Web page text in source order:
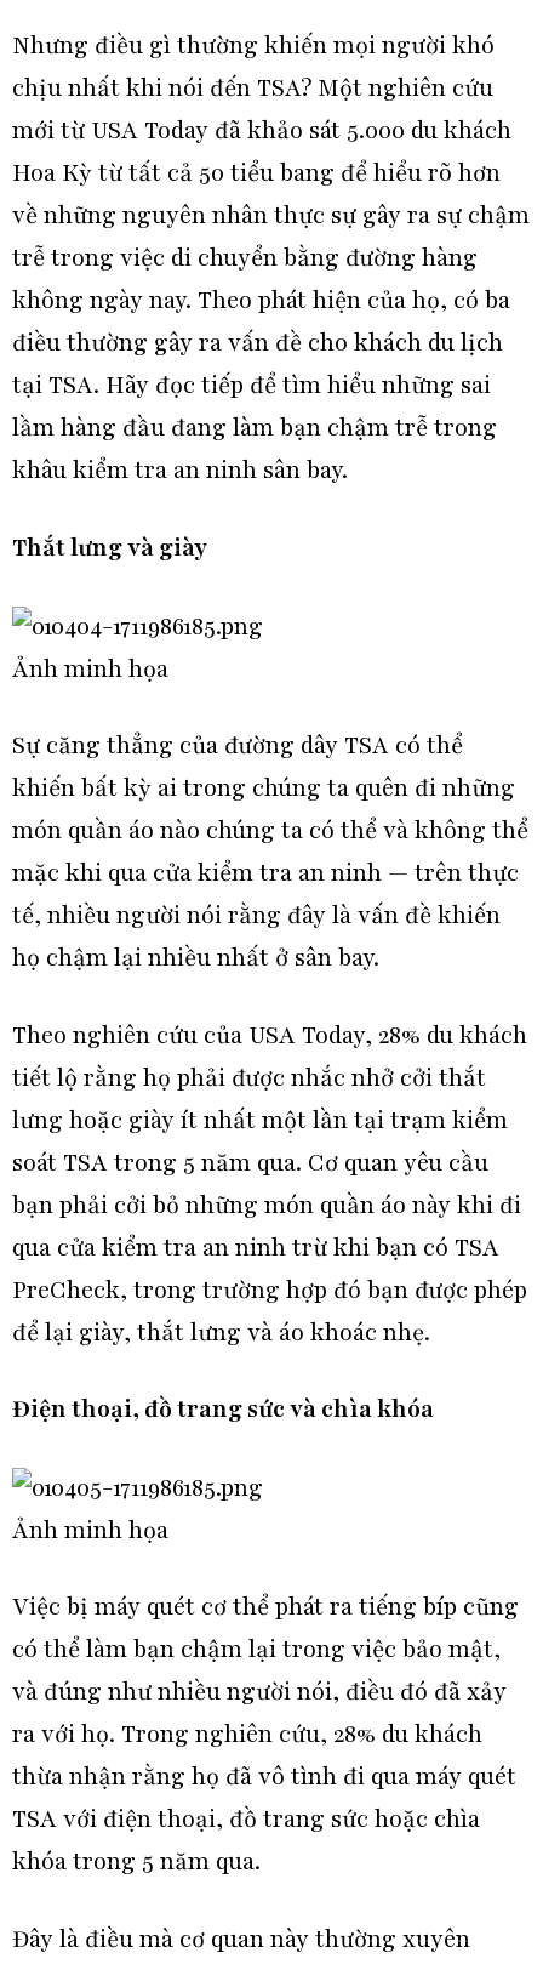
Nhưng điều gì thường khiến mọi người khó
chịu nhất khi nói đến TSA? Một nghiên cứu
mới từ USA Today đã khảo sát 5.000 du khách
Hoa Kỳ từ tất cả 50 tiểu bang để hiểu rõ hơn
về những nguyên nhân thực sự gây ra sự chậm
trễ trong việc di chuyển bằng đường hàng
không ngày nay. Theo phát hiện của họ, có ba
điều thường gây ra vấn đề cho khách du lịch
tại TSA. Hãy đọc tiếp để tìm hiểu những sai
lầm hàng đầu đang làm bạn chậm trễ trong
khâu kiểm tra an ninh sân bay.
Thắt lưng và giày
Ảnh minh họa
Sự căng thẳng của đường dây TSA có thể
khiến bất kỳ ai trong chúng ta quên đi những
món quần áo nào chúng ta có thể và không thể
mặc khi qua cửa kiểm tra an ninh — trên thực
tế, nhiều người nói rằng đây là vấn đề khiến
họ chậm lại nhiều nhất ở sân bay.
Theo nghiên cứu của USA Today, 28% du khách
tiết lộ rằng họ phải được nhắc nhở cởi thắt
lưng hoặc giày ít nhất một lần tại trạm kiểm
soát TSA trong 5 năm qua. Cơ quan yêu cầu
bạn phải cởi bỏ những món quần áo này khi đi
qua cửa kiểm tra an ninh trừ khi bạn có TSA
PreCheck, trong trường hợp đó bạn được phép
để lại giày, thắt lưng và áo khoác nhẹ.
Điện thoại, đồ trang sức và chìa khóa
Ảnh minh họa
Việc bị máy quét cơ thể phát ra tiếng bíp cũng
có thể làm bạn chậm lại trong việc bảo mật,
và đúng như nhiều người nói, điều đó đã xảy
ra với họ. Trong nghiên cứu, 28% du khách
thừa nhận rằng họ đã vô tình đi qua máy quét
TSA với điện thoại, đồ trang sức hoặc chìa
khóa trong 5 năm qua.
Đây là điều mà cơ quan này thường xuyên